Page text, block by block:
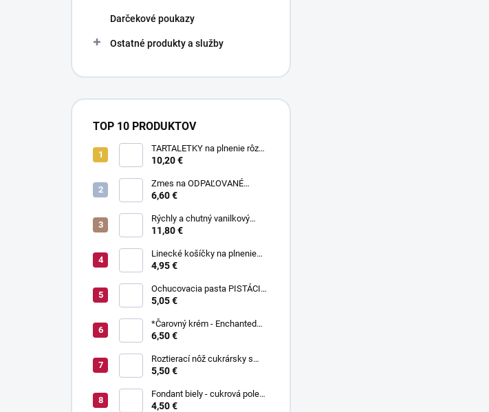
Darčekové poukazy
Ostatné produkty a služby
TOP 10 PRODUKTOV
TARTALETKY na plnenie rôzne
druhy 34 ks
10,20 €
Zmes na ODPAĽOVANÉ
CESTO bez odpaľovania 500 g
6,60 €
Rýchly a chutný vanilkový
puding bez varenia 1 kg
11,80 €
Linecké košíčky na plnenie
300 g
4,95 €
Ochucovacia pasta PISTÁCIA
70 g
5,05 €
*Čarovný krém - Enchanted
Cream ® 450 g
6,50 €
Roztierací nôž cukrársky s
ohnutou čepeľou 37 cm
5,50 €
Fondant biely - cukrová poleva
800 g
4,50 €